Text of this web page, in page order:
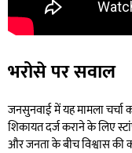
भरोसे पर सवाल
जनसुनवाई में यह मामला चर्चा
शिकायत दर्ज कराने के लिए
और जनता के बीच विश्वास की